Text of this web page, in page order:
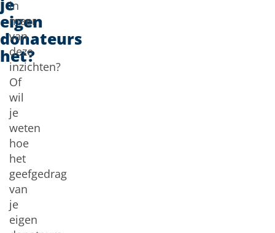
je
eigen
donateurs
het?
in
meer
van
deze
inzichten?
Of
wil
je
weten
hoe
het
geefgedrag
van
je
eigen